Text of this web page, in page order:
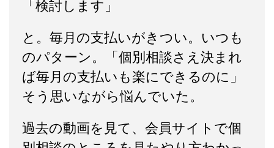
「検討します」
と。毎月の支払いがきつい。いつも
のパターン。「個別相談さえ決まれ
ば毎月の支払いも楽にできるのに」
そう思いながら悩んでいた。
過去の動画を見て、会員サイトで個